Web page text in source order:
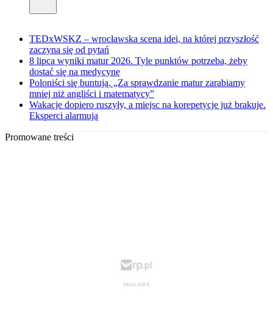
TEDxWSKZ – wrocławska scena idei, na której przyszłość
zaczyna się od pytań
8 lipca wyniki matur 2026. Tyle punktów potrzeba, żeby
dostać się na medycynę
Poloniści się buntują. „Za sprawdzanie matur zarabiamy
mniej niż angliści i matematycy”
Wakacje dopiero ruszyły, a miejsc na korepetycje już brakuje.
Eksperci alarmują
Promowane treści